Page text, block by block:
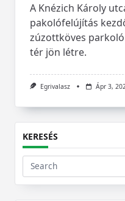
A Knézich Károly
pakolófelújítás
zúzottköves
tér jön létre.
Egrivalasz Ápr 3,
KERESÉS
Search
for: